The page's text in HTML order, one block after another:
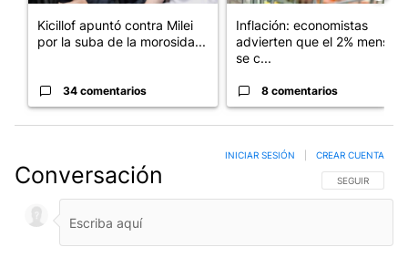
Kicillof apuntó contra Milei
por la suba de la morosida...
34 comentarios
Inflación: economistas
advierten que el 2% mensual
se c...
8 comentarios
Conversación SIGA ESTA
SEGUIR
INICIAR SESIÓN CREAR CUENTA